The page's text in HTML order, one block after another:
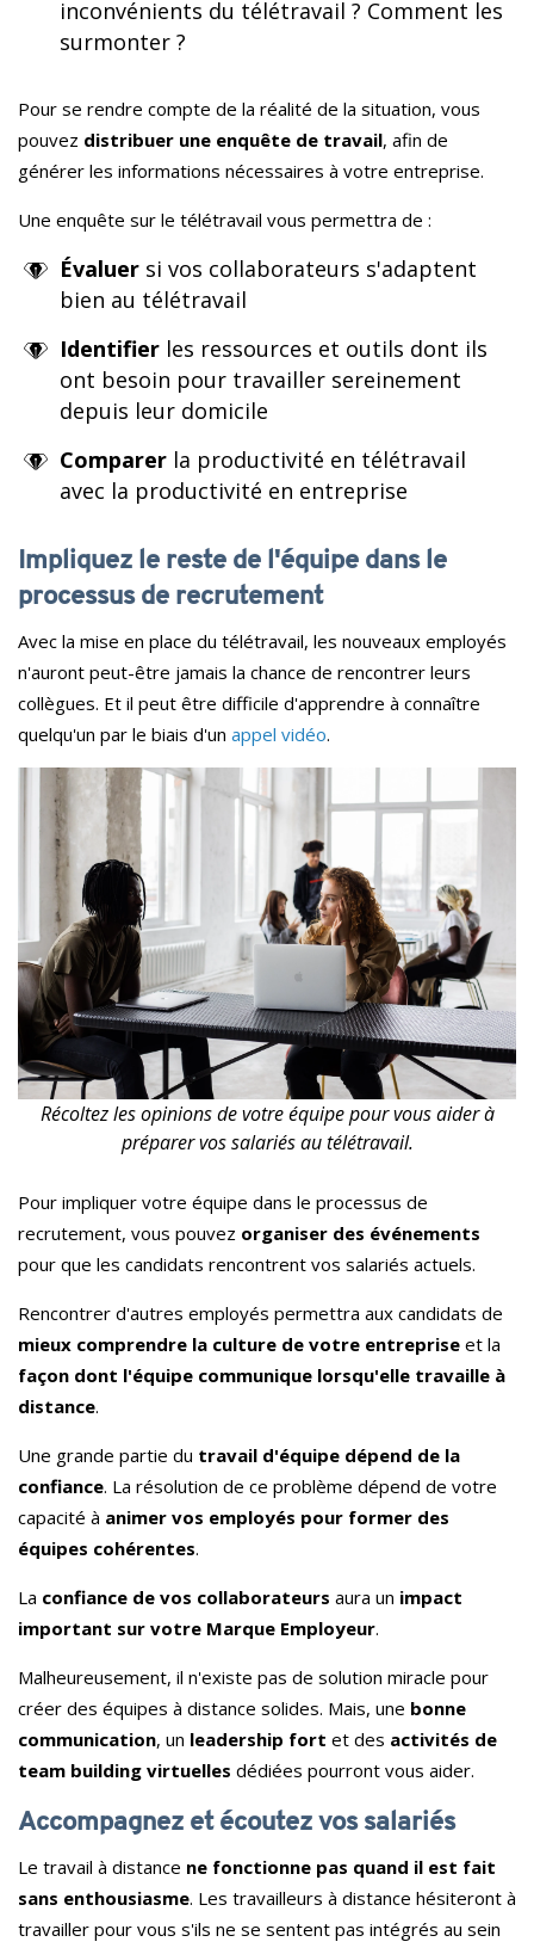
inconvénients du télétravail ? Comment les
surmonter ?
Pour se rendre compte de la réalité de la situation, vous
pouvez distribuer une enquête de travail, afin de
générer les informations nécessaires à votre entreprise.
Une enquête sur le télétravail vous permettra de :
Évaluer si vos collaborateurs s'adaptent
bien au télétravail
Identifier les ressources et outils dont ils
ont besoin pour travailler sereinement
depuis leur domicile
Comparer la productivité en télétravail
avec la productivité en entreprise
Impliquez le reste de l'équipe dans le
processus de recrutement
Avec la mise en place du télétravail, les nouveaux employés
n'auront peut-être jamais la chance de rencontrer leurs
collègues. Et il peut être difficile d'apprendre à connaître
quelqu'un par le biais d'un appel vidéo.
Récoltez les opinions de votre équipe pour vous aider à
préparer vos salariés au télétravail.
Pour impliquer votre équipe dans le processus de
recrutement, vous pouvez organiser des événements
pour que les candidats rencontrent vos salariés actuels.
Rencontrer d'autres employés permettra aux candidats de
mieux comprendre la culture de votre entreprise et la
façon dont l'équipe communique lorsqu'elle travaille à
distance.
Une grande partie du travail d'équipe dépend de la
confiance. La résolution de ce problème dépend de votre
capacité à animer vos employés pour former des
équipes cohérentes.
La confiance de vos collaborateurs aura un impact
important sur votre Marque Employeur.
Malheureusement, il n'existe pas de solution miracle pour
créer des équipes à distance solides. Mais, une bonne
communication, un leadership fort et des activités de
team building virtuelles dédiées pourront vous aider.
Accompagnez et écoutez vos salariés
Le travail à distance ne fonctionne pas quand il est fait
sans enthousiasme. Les travailleurs à distance hésiteront à
travailler pour vous s'ils ne se sentent pas intégrés au sein